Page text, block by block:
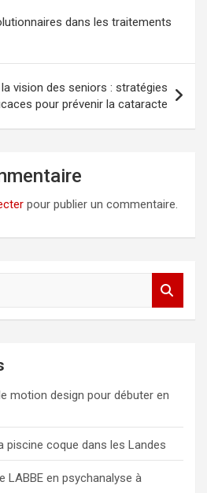
dans les traitements
vision des seniors : stratégies
pour prévenir la cataracte
pour publier un commentaire.
motion design pour débuter en
piscine coque dans les Landes
LABBE en psychanalyse à